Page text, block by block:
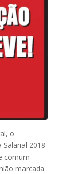
o
2018
comum
marcada